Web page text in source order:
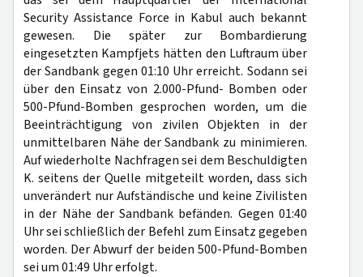
Security Assistance Force in Kabul auch bekannt
gewesen. Die später zur Bombardierung
eingesetzten Kampfjets hätten den Luftraum über
der Sandbank gegen 01:10 Uhr erreicht. Sodann sei
über den Einsatz von 2.000-Pfund- Bomben oder
500-Pfund-Bomben gesprochen worden, um die
Beeinträchtigung von zivilen Objekten in der
unmittelbaren Nähe der Sandbank zu minimieren.
Auf wiederholte Nachfragen sei dem Beschuldigten
K. seitens der Quelle mitgeteilt worden, dass sich
unverändert nur Aufständische und keine Zivilisten
in der Nähe der Sandbank befänden. Gegen 01:40
Uhr sei schließlich der Befehl zum Einsatz gegeben
worden. Der Abwurf der beiden 500-Pfund-Bomben
sei um 01:49 Uhr erfolgt.